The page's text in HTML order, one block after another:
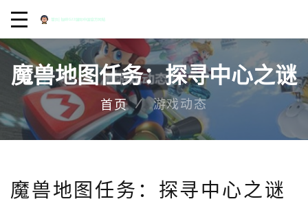
魔兽地图任务：探寻中心之谜
首页 游戏动态
魔兽地图任务：探寻中心之谜